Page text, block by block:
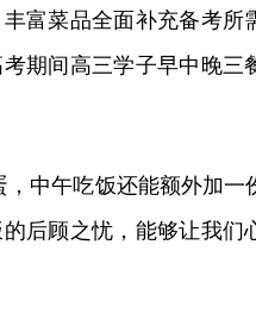
富菜品全面补充备考所
期间高三学子早中晚三
中午吃饭还能额外加一
后顾之忧，能够让我们